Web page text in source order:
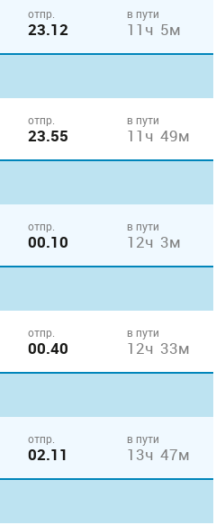
отпр.
23.12
в пути
11ч 5м
отпр.
23.55
в пути
11ч 49м
отпр.
00.10
в пути
12ч 3м
отпр.
00.40
в пути
12ч 33м
отпр.
02.11
в пути
13ч 47м